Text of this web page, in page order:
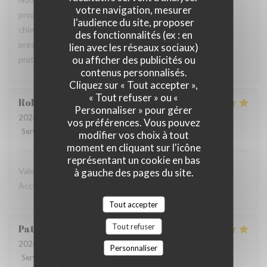
votre navigation, mesurer
l'audience du site, proposer
des fonctionnalités (ex : en
lien avec les réseaux sociaux)
ou afficher des publicités ou
contenus personnalisés.
Cliquez sur « Tout accepter »,
« Tout refuser » ou «
Personnaliser » pour gérer
vos préférences. Vous pouvez
modifier vos choix à tout
moment en cliquant sur l'icône
représentant un cookie en bas
à gauche des pages du site.
Tout accepter
Tout refuser
Personnaliser
propose des plats généreux, la terrasse est adaptée aux
chiens et le service est très agréable. Cependant, la carte
présentée sur une ardoise géante n'est pas des plus
pratiques.
Robin
2026-07-29
- 20:30 - Couverts 4
Service
Ambiance: Cuisine 5 /5 Qualité / Prix
Valeur sûre de bonne cuisine italienne, cadre charmant.
Accueil sympathique.
Patricia
2026-07-24
- 20:00 - Couverts 2
Service
:5/5 Cuisine:5/5